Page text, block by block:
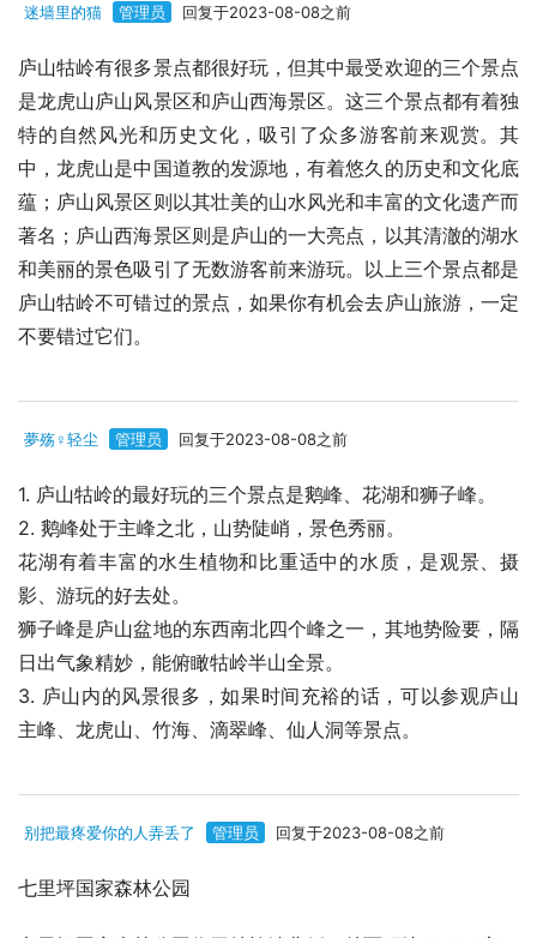
迷墙里的猫 管理员 回复于2023-08-08之前
庐山牯岭有很多景点都很好玩，但其中最受欢迎的三个景点
是龙虎山庐山风景区和庐山西海景区。这三个景点都有着独
特的自然风光和历史文化，吸引了众多游客前来观赏。其
中，龙虎山是中国道教的发源地，有着悠久的历史和文化底
蕴；庐山风景区则以其壮美的山水风光和丰富的文化遗产而
著名；庐山西海景区则是庐山的一大亮点，以其清澈的湖水
和美丽的景色吸引了无数游客前来游玩。以上三个景点都是
庐山牯岭不可错过的景点，如果你有机会去庐山旅游，一定
不要错过它们。
夢殇♀轻尘 管理员 回复于2023-08-08之前
1. 庐山牯岭的最好玩的三个景点是鹅峰、花湖和狮子峰。
2. 鹅峰处于主峰之北，山势陡峭，景色秀丽。
花湖有着丰富的水生植物和比重适中的水质，是观景、摄
影、游玩的好去处。
狮子峰是庐山盆地的东西南北四个峰之一，其地势险要，隔
日出气象精妙，能俯瞰牯岭半山全景。
3. 庐山内的风景很多，如果时间充裕的话，可以参观庐山
主峰、龙虎山、竹海、滴翠峰、仙人洞等景点。
别把最疼爱你的人弄丢了 管理员 回复于2023-08-08之前
七里坪国家森林公园